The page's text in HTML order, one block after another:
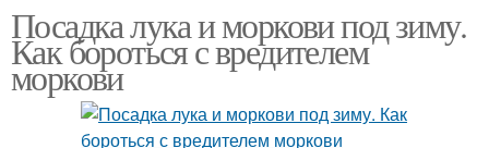
Посадка лука и моркови под зиму.
Как бороться с вредителем
моркови